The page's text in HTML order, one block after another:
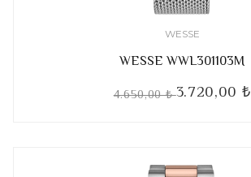
WESSE
WESSE WWL301103M
4.650,00 ₺3.720,00 ₺